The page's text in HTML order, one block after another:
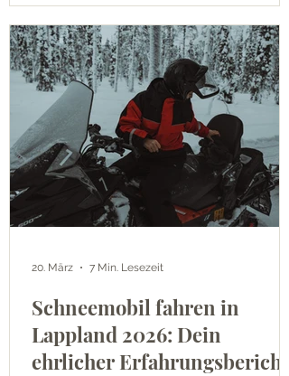
Schneemobil fahren in
Lappland 2026: Dein
ehrlicher Erfahrungsbericht
20. März 7 Min. Lesezeit